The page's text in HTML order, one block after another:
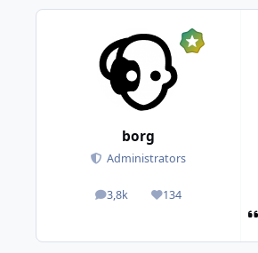
borg
Administrators
3,8k
posts 134
Reputation